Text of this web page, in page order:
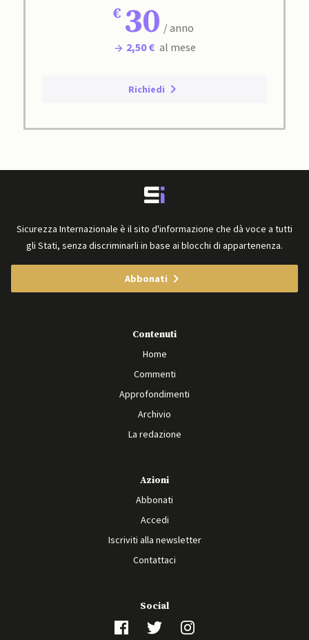
30 / anno
2,50 € al mese
Richiedi
Sicurezza Internazionale è il sito d'informazione che dà voce a tutti
gli Stati, senza discriminarli in base ai blocchi di appartenenza.
Abbonati
Contenuti
Home
Commenti
Approfondimenti
Archivio
La redazione
Azioni
Abbonati
Accedi
Iscriviti alla newsletter
Contattaci
Social